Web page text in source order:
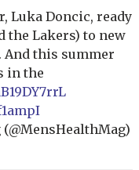
Luka Doncic, ready
the Lakers) to new
And this summer
in the